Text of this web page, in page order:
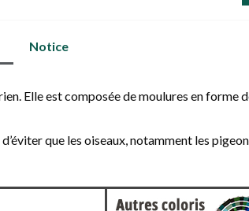
Notice
Elle est composée de moulures en forme
que les oiseaux, notamment les